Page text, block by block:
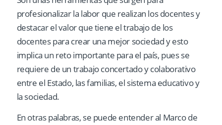
profesionalizar la labor que realizan los docentes y
destacar el valor que tiene el trabajo de los
docentes para crear una mejor sociedad y esto
implica un reto importante para el país, pues se
requiere de un trabajo concertado y colaborativo
entre el Estado, las familias, el sistema educativo y
la sociedad.
En otras palabras, se puede entender al Marco de